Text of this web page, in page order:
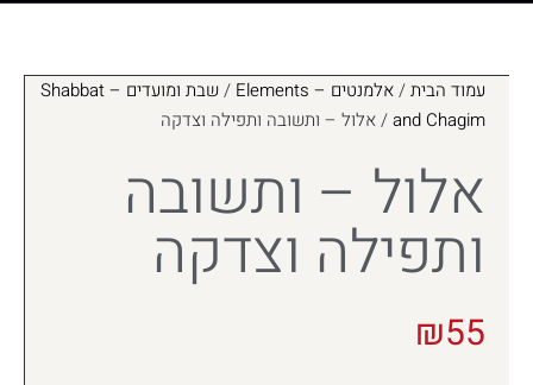
עמוד הבית/אלמנטים – Elements /
שבת ומועדים – Shabbat
and Chagim/ אלול – ותשובה ותפילה וצדקה
אלול – ותשובה
ותפילה וצדקה
₪55